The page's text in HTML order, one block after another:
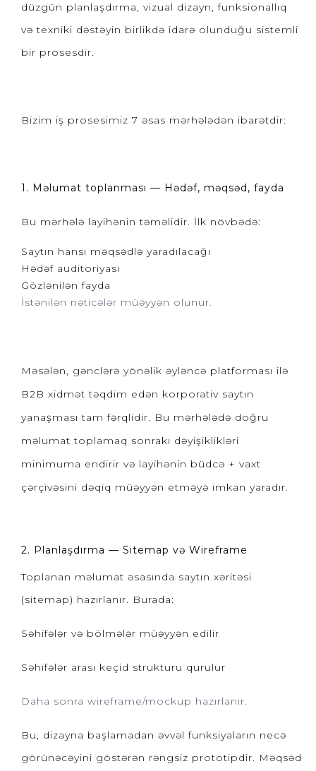
düzgün planlaşdırma, vizual dizayn, funksionallıq
və texniki dəstəyin birlikdə idarə olunduğu sistemli
bir prosesdir.
Bizim iş prosesimiz 7 əsas mərhələdən ibarətdir:
1. Məlumat toplanması — Hədəf, məqsəd, fayda
Bu mərhələ layihənin təməlidir. İlk növbədə:
Saytın hansı məqsədlə yaradılacağı
Hədəf auditoriyası
Gözlənilən fayda
İstənilən nəticələr müəyyən olunur.
Məsələn, gənclərə yönəlik əyləncə platforması ilə
B2B xidmət təqdim edən korporativ saytın
yanaşması tam fərqlidir. Bu mərhələdə doğru
məlumat toplamaq sonrakı dəyişiklikləri
minimuma endirir və layihənin büdcə + vaxt
çərçivəsini dəqiq müəyyən etməyə imkan yaradır.
2. Planlaşdırma — Sitemap və Wireframe
Toplanan məlumat əsasında saytın xəritəsi
(sitemap) hazırlanır. Burada:
Səhifələr və bölmələr müəyyən edilir
Səhifələr arası keçid strukturu qurulur
Daha sonra wireframe/mockup hazırlanır.
Bu, dizayna başlamadan əvvəl funksiyaların necə
görünəcəyini göstərən rəngsiz prototipdir. Məqsəd